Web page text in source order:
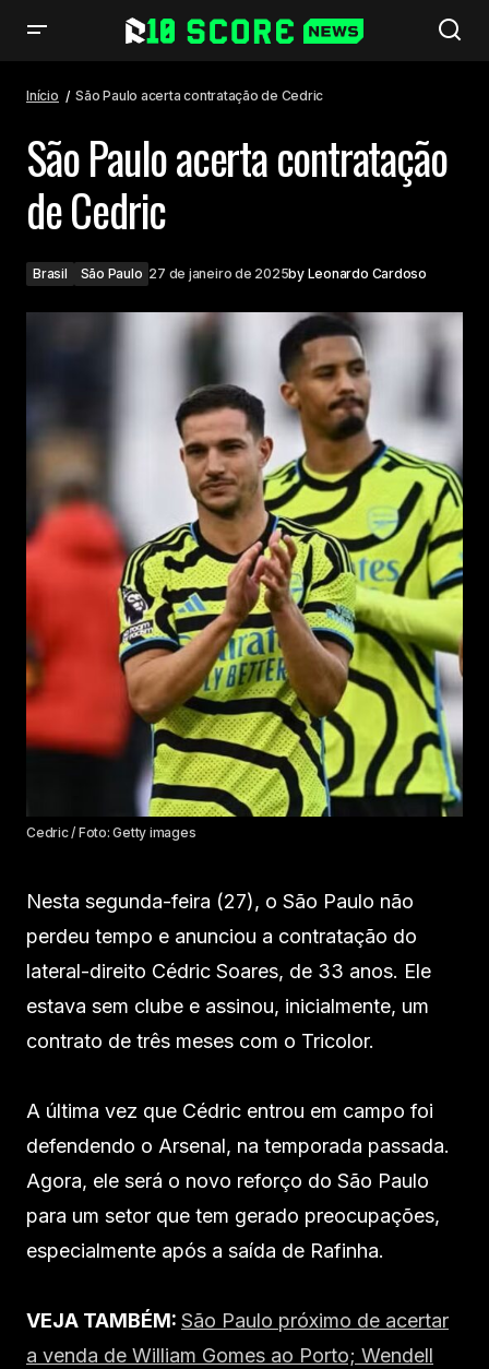
Início São Paulo acerta contratação de Cedric
São Paulo acerta contratação
de Cedric
Brasil São Paulo 27 de janeiro de 2025by Leonardo Cardoso
Cedric / Foto: Getty images
Nesta segunda-feira (27), o São Paulo não
perdeu tempo e anunciou a contratação do
lateral-direito Cédric Soares, de 33 anos. Ele
estava sem clube e assinou, inicialmente, um
contrato de três meses com o Tricolor.
A última vez que Cédric entrou em campo foi
defendendo o Arsenal, na temporada passada.
Agora, ele será o novo reforço do São Paulo
para um setor que tem gerado preocupações,
especialmente após a saída de Rafinha.
VEJA TAMBÉM: São Paulo próximo de acertar
a venda de William Gomes ao Porto; Wendell